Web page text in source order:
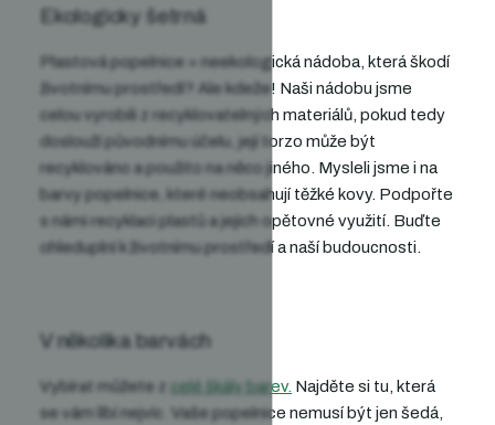
Ekologicky šetrná
Plastová popelnice = neekologická nádoba, která škodí
životnímu prostředí? Ale kdeže! Naši nádobu jsme
celou vyrobili z recyklovatelných materiálů, pokud tedy
doslouží původnímu účelu, její torzo může být
recyklováno a použito na něco jiného . Mysleli jsme i na
barvy popelnice , které neobsahují těžké kovy. Podpořte
s námi recyklaci plastů a jejich opětovné využití. Buďte
ohleduplní k životnímu prostředí a naší budoucnosti.
V několika barvách
Vybírat můžete z celé škály barev. Najděte si tu, která
se vám líbí nejvíc. Vaše popelnice nemusí být jen šedá,